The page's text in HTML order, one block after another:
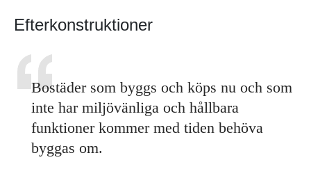
Efterkonstruktioner
Bostäder som byggs och köps nu och som
inte har miljövänliga och hållbara
funktioner kommer med tiden behöva
byggas om.